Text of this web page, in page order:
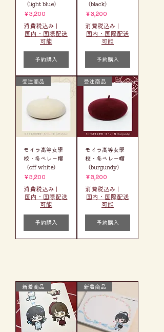
（light blue）
価格
￥3,200
消費税込み |
国内・国際配送
可能
予約購入
（black）
価格
￥3,200
消費税込み |
国内・国際配送
可能
予約購入
受注商品
モイラ高等女學
校・冬ベレー帽
（off white）
価格
￥3,200
消費税込み |
国内・国際配送
可能
予約購入
受注商品
モイラ高等女學
校・冬ベレー帽
（burgundy）
価格
￥3,200
消費税込み |
国内・国際配送
可能
予約購入
新着商品 新着商品